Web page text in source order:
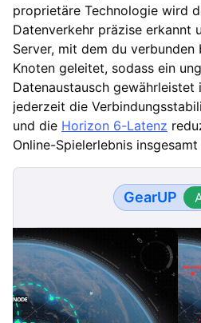
proprietäre Technologie wird
Datenverkehr präzise erkannt
Server, mit dem du
Knoten geleitet, sodass ein
Datenaustausch gewährleistet
jederzeit die
und die Horizon 6-Latenz
Online-Spielerlebnis
GearUP